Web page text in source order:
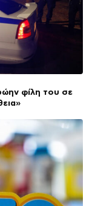
φίλη του σε